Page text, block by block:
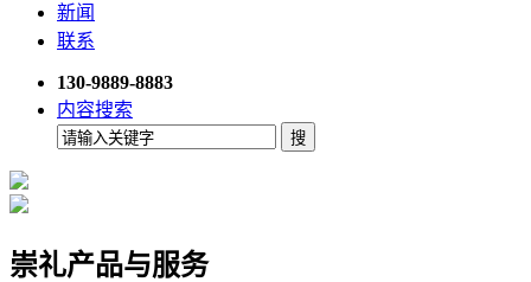
新闻
联系
130-9889-8883
内容搜索
崇礼产品与服务